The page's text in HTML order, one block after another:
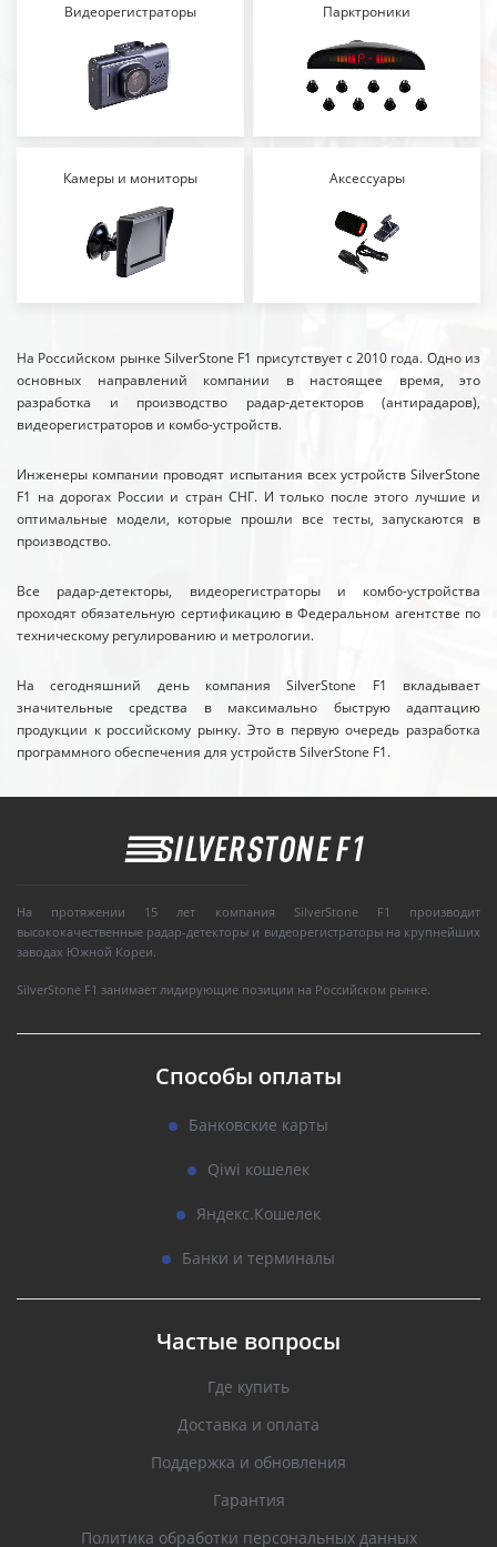
Видеорегистраторы Парктроники
Камеры и мониторы Аксессуары
На Российском рынке SilverStone F1 присутствует с 2010 года. Одно из
основных направлений компании в настоящее время, это
разработка и производство радар-детекторов (антирадаров),
видеорегистраторов и комбо-устройств.
Инженеры компании проводят испытания всех устройств SilverStone
F1 на дорогах России и стран СНГ. И только после этого лучшие и
оптимальные модели, которые прошли все тесты, запускаются в
производство.
Все радар-детекторы, видеорегистраторы и комбо-устройства
проходят обязательную сертификацию в Федеральном агентстве по
техническому регулированию и метрологии.
На сегодняшний день компания SilverStone F1 вкладывает
значительные средства в максимально быструю адаптацию
продукции к российскому рынку. Это в первую очередь разработка
программного обеспечения для устройств SilverStone F1.
На протяжении 15 лет компания SilverStone F1 производит
высококачественные радар-детекторы и видеорегистраторы на крупнейших
заводах Южной Кореи.
SilverStone F1 занимает лидирующие позиции на Российском рынке.
Способы оплаты
Банковские карты
Qiwi кошелек
Яндекс.Кошелек
Банки и терминалы
Частые вопросы
Где купить
Доставка и оплата
Поддержка и обновления
Гарантия
Политика обработки персональных данных